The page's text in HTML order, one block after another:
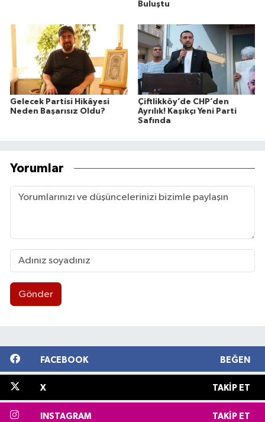
Buluştu
Gelecek Partisi Hikâyesi
Neden Başarısız Oldu?
Çiftlikköy’de CHP’den
Ayrılık! Kaşıkçı Yeni Parti
Safında
Yorumlar
Gönder
FACEBOOK BEĞEN
X TAKIP ET
INSTAGRAM TAKIP ET